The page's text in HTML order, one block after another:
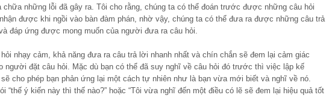
chữa những lỗi đã gây ra. Tôi cho rằng, chúng ta có thể đoán trước được những câu hỏi
được khi ngồi vào bàn đàm phán, nhờ vậy, chúng ta có thể đưa ra được những câu trả
đáp ứng được mong muốn của người đưa ra câu hỏi.
nhạy cảm, khả năng đưa ra câu trả lời nhanh nhất và chín chắn sẽ đem lại cảm giác
người đặt câu hỏi. Mặc dù bạn có thể đã suy nghĩ về câu hỏi đó trước thì việc lập kế
cho phép bạn phản ứng lại một cách tự nhiên như là bạn vừa mới biết và nghĩ về nó.
“thế ý kiến này thì thế nào?” hoặc “Tôi vừa nghĩ đến một điều có lẽ sẽ đem lại hiệu quả tốt